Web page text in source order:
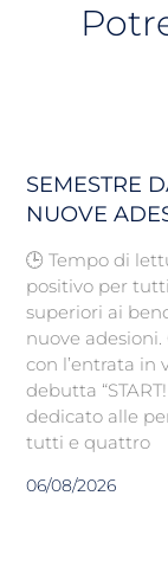
SEMESTRE
NUOVE
🕒 Tempo di
positivo per
superiori ai
nuove
con l’entrata in
debutta
dedicato alle
tutti e quattro
06/08/2026